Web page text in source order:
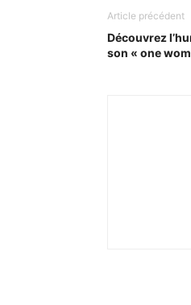
Article précédent
Découvrez
son « one